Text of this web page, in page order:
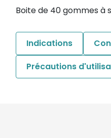
Boite de 40 gommes à
Indications
Précautions